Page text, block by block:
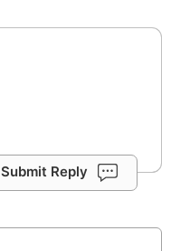
Submit Reply